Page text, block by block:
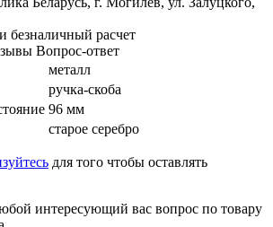
безналичный расчет
Вопрос-ответ
металл
ручка-скоба
96 мм
старое серебро
для того чтобы оставлять
интересующий вас вопрос по товару